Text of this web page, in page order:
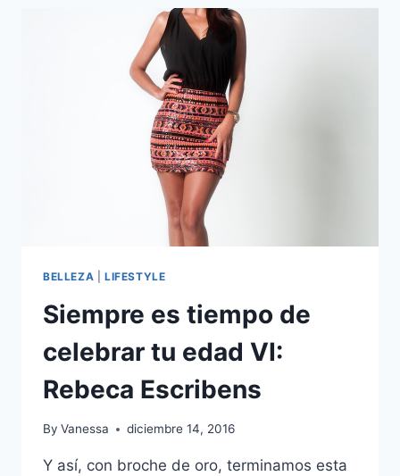
NAVIDAD:
PECHUGA
PAVO
EN
JUGO
CAMOTES
GLASEADOS
BELLEZA LIFESTYLE
Siempre es tiempo de
celebrar tu edad VI:
Rebeca Escribens
By Vanessa diciembre 14, 2016
Y así, con broche de oro, terminamos esta